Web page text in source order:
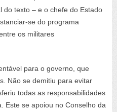
do texto – e o chefe do Estado
se do programa
os militares
para o governo, que
Não se demitiu para evitar
todas as responsabilidades
Este se apoiou no Conselho da